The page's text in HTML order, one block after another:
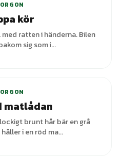
kör
ratten i händerna. Bilen
sig som i...
matlådan
brunt hår bär en grå
i en röd ma...